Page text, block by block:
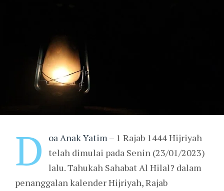
D oa Anak Yatim– 1 Rajab 1444 Hijriyah
telah dimulai pada Senin (23/01/2023)
lalu. Tahukah Sahabat Al Hilal? dalam
penanggalan kalender Hijriyah, Rajab